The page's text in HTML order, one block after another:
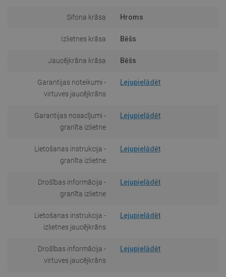
Sifona krāsa Hroms
Izlietnes krāsa Bēšs
Jaucējkrāna krāsa Bēšs
Garantijas noteikumi -
virtuves jaucējkrāns
Lejupielādēt
Garantijas nosacījumi -
granīta izlietne
Lejupielādēt
Lietošanas instrukcija -
granīta izlietne
Lejupielādēt
Drošības informācija -
granīta izlietne
Lejupielādēt
Lietošanas instrukcija -
izlietnes jaucējkrāns
Lejupielādēt
Drošības informācija -
virtuves jaucējkrāns
Lejupielādēt